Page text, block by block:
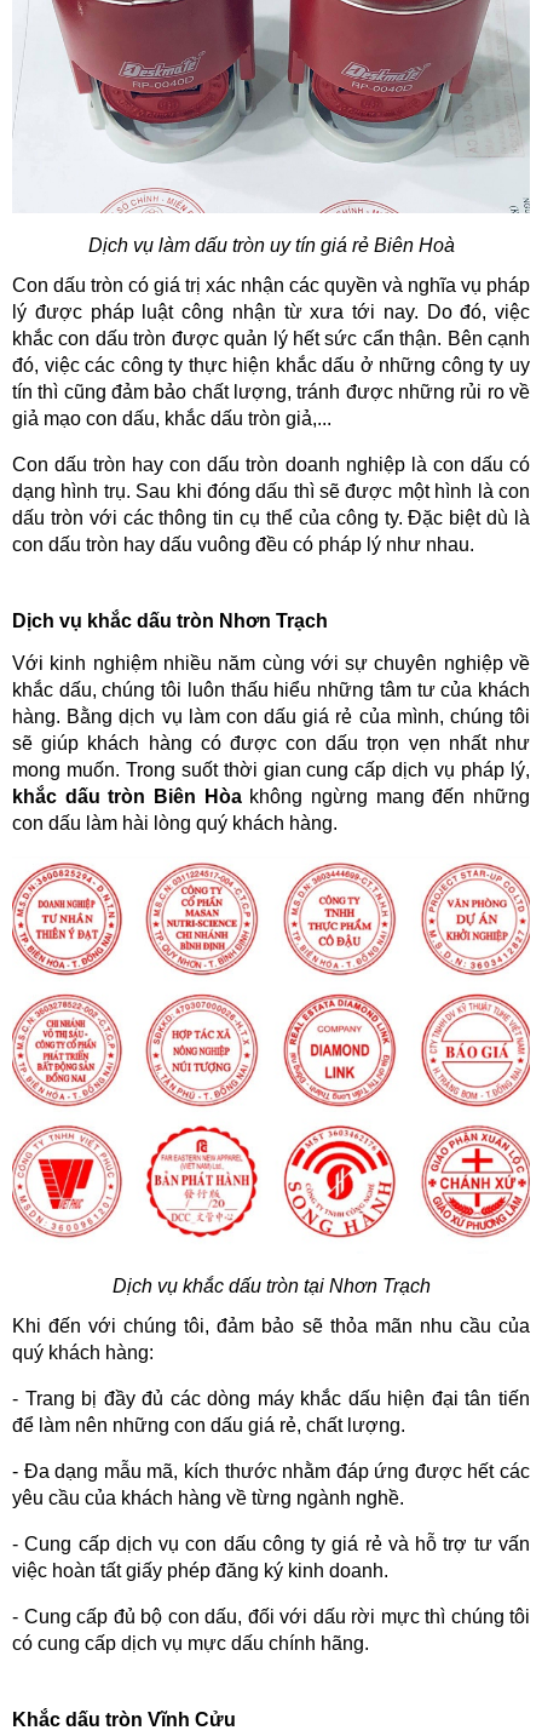
Dịch vụ làm dấu tròn uy tín giá rẻ Biên Hoà
Con dấu tròn có giá trị xác nhận các quyền và nghĩa vụ pháp
lý được pháp luật công nhận từ xưa tới nay. Do đó, việc
khắc con dấu tròn được quản lý hết sức cẩn thận. Bên cạnh
đó, việc các công ty thực hiện khắc dấu ở những công ty uy
tín thì cũng đảm bảo chất lượng, tránh được những rủi ro về
giả mạo con dấu, khắc dấu tròn giả,...
Con dấu tròn hay con dấu tròn doanh nghiệp là con dấu có
dạng hình trụ. Sau khi đóng dấu thì sẽ được một hình là con
dấu tròn với các thông tin cụ thể của công ty. Đặc biệt dù là
con dấu tròn hay dấu vuông đều có pháp lý như nhau.
Dịch vụ khắc dấu tròn Nhơn Trạch
Với kinh nghiệm nhiều năm cùng với sự chuyên nghiệp về
khắc dấu, chúng tôi luôn thấu hiểu những tâm tư của khách
hàng. Bằng dịch vụ làm con dấu giá rẻ của mình, chúng tôi
sẽ giúp khách hàng có được con dấu trọn vẹn nhất như
khắc dấu tròn Biên Hòa không ngừng mang đến những
con dấu làm hài lòng quý khách hàng.
Dịch vụ khắc dấu tròn tại Nhơn Trạch
Khi đến với chúng tôi, đảm bảo sẽ thỏa mãn nhu cầu của
quý khách hàng:
- Trang bị đầy đủ các dòng máy khắc dấu hiện đại tân tiến
để làm nên những con dấu giá rẻ, chất lượng.
- Đa dạng mẫu mã, kích thước nhằm đáp ứng được hết các
yêu cầu của khách hàng về từng ngành nghề.
- Cung cấp dịch vụ con dấu công ty giá rẻ và hỗ trợ tư vấn
việc hoàn tất giấy phép đăng ký kinh doanh.
- Cung cấp đủ bộ con dấu, đối với dấu rời mực thì chúng tôi
có cung cấp dịch vụ mực dấu chính hãng.
Khắc dấu tròn Vĩnh Cửu